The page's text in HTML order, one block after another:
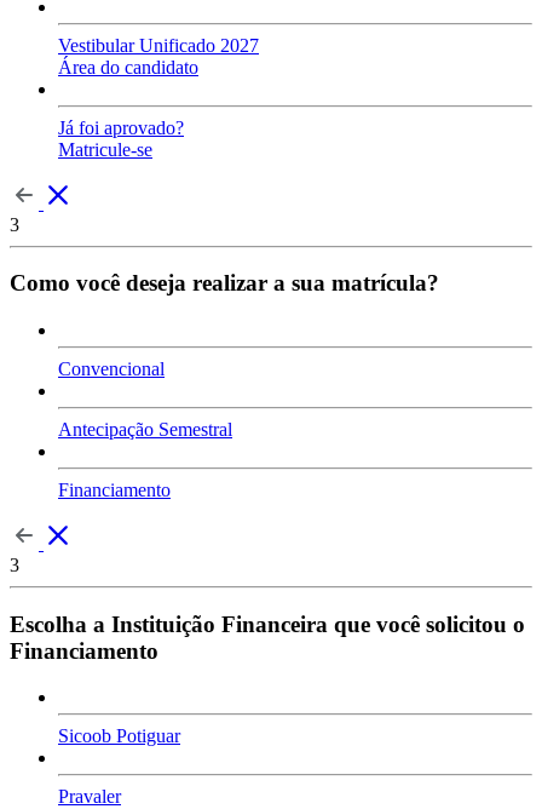
Vestibular Unificado 2027
Área do candidato
Já foi aprovado?
Matricule-se
3
Como você deseja realizar a sua matrícula?
Convencional
Antecipação Semestral
Financiamento
3
Escolha a Instituição Financeira que você solicitou o
Financiamento
Sicoob Potiguar
Pravaler